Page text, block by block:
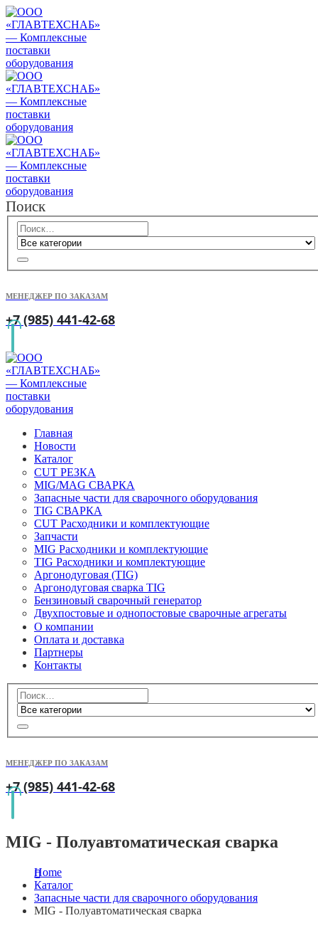
Поиск
МЕНЕДЖЕР ПО ЗАКАЗАМ
+7 (985) 441-42-68
Главная
Новости
Каталог
CUT РЕЗКА
MIG/MAG СВАРКА
Запасные части для сварочного оборудования
TIG СВАРКА
CUT Расходники и комплектующие
Запчасти
MIG Расходники и комплектующие
TIG Расходники и комплектующие
Аргонодуговая (TIG)
Аргонодуговая сварка TIG
Бензиновый сварочный генератор
Двухпостовые и однопостовые сварочные агрегаты
О компании
Оплата и доставка
Партнеры
Контакты
МЕНЕДЖЕР ПО ЗАКАЗАМ
+7 (985) 441-42-68
MIG - Полуавтоматическая сварка
Home
Каталог
Запасные части для сварочного оборудования
MIG - Полуавтоматическая сварка